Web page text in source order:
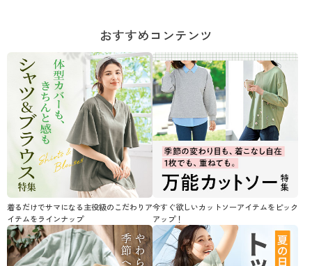
閉じる
おすすめコンテンツ
着るだけでサマになる主役級のこだわりア
イテムをラインナップ
今すぐ欲しいカットソーアイテムをピック
アップ！